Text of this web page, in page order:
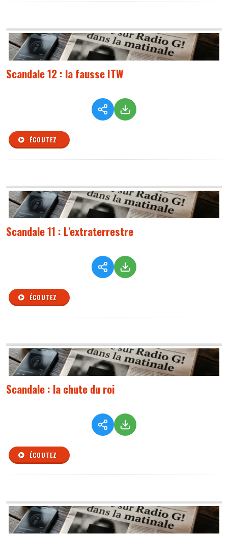
Scandale 12 : la fausse ITW
ÉCOUTEZ
Scandale 11 : L'extraterrestre
ÉCOUTEZ
Scandale : la chute du roi
ÉCOUTEZ